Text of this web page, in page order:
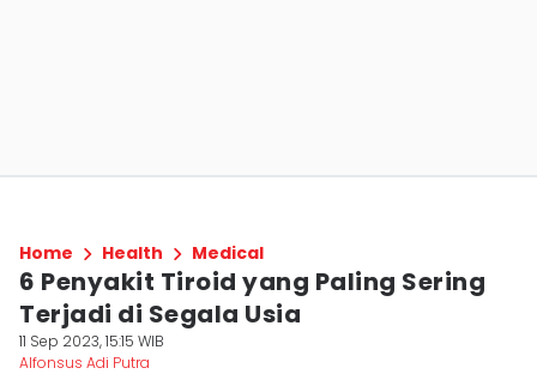
Home Health Medical
6 Penyakit Tiroid yang Paling Sering
Terjadi di Segala Usia
11 Sep 2023, 15:15 WIB
Alfonsus Adi Putra